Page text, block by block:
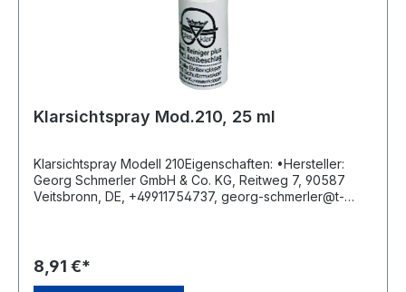
Klarsichtspray Mod.210, 25 ml
Klarsichtspray Modell 210Eigenschaften: •Hersteller:
Georg Schmerler GmbH & Co. KG, Reitweg 7, 90587
Veitsbronn, DE, +49911754737, georg-schmerler@t-
8,91 €*